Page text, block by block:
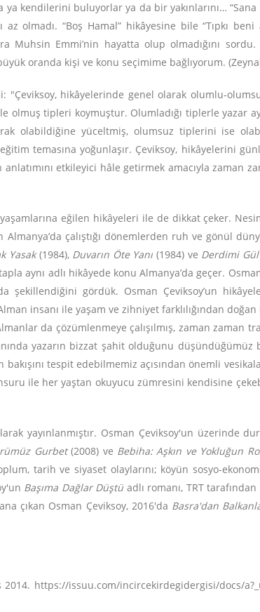
kendilerini buluyorlar ya da bir yakınlarını… “Sana
olmadı. “Boş Hamal” hikâyesine bile “Tıpkı beni
Muhsin Emmi’nin hayatta olup olmadığını
oranda kişi ve konu seçimime bağlıyorum.
"Çeviksoy, hikâyelerinde genel olarak olumlu-
tipleri koymuştur. Olumladığı tiplerle yazar
olabildiğine yüceltmiş, olumsuz tiplerini ise
temasına yoğunlaşır. Çeviksoy, hikâyelerini
etkileyici hâle getirmek amacıyla zaman
eğilen hikâyeleri ile de dikkat çeker.
çalıştığı dönemlerden ruh ve gönül
Yasak(1984), Duvarın Öte Yanı (1984) ve Derdimi
aynı adlı hikâyede konu Almanya’da geçer.
gördük. Osman Çeviksoy’un
insanı ile yaşam ve zihniyet farklılığından doğan
da çözümlenmeye çalışılmış, zaman zaman
yazarın bizzat şahit olduğunu
tespit edebilmemiz açısından önemli
ile her yaştan okuyucu zümresini kendisine
yayınlanmıştır. Osman Çeviksoy'un üzerinde
Gurbet(2008) ve Bebiha: Aşkın ve Yokluğun
tarih ve siyaset olaylarını; köyün sosyo-
Başıma Dağlar Düştü adlı romanı, TRT
çıkan Osman Çeviksoy, 2016'da Basra'dan
2014. https://issuu.com/incircekirdegidergisi/docs/